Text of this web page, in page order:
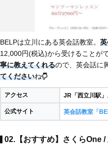
BELPは立川にある英会話教室。
12,000円(税込)から受けることが
寧に教えてくれるので、英会話に
てくださいね
アクセス JR「西立川駅
公式サイト 英会話教室「
02.【おすすめ】さくらOne /